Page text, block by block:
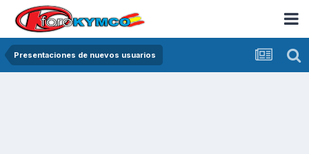
Presentaciones de nuevos usuarios